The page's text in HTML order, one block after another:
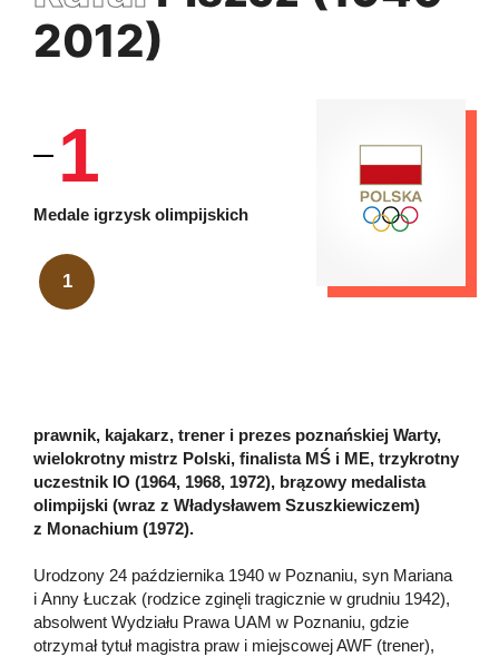
2012)
1
Medale igrzysk olimpijskich
1
prawnik, kajakarz, trener i prezes poznańskiej Warty,
wielokrotny mistrz Polski, finalista MŚ i ME, trzykrotny
uczestnik IO (1964, 1968, 1972), brązowy medalista
olimpijski (wraz z Władysławem Szuszkiewiczem)
z Monachium (1972).
Urodzony 24 października 1940 w Poznaniu, syn Mariana
i Anny Łuczak (rodzice zginęli tragicznie w grudniu 1942),
absolwent Wydziału Prawa UAM w Poznaniu, gdzie
otrzymał tytuł magistra praw i miejscowej AWF (trener),